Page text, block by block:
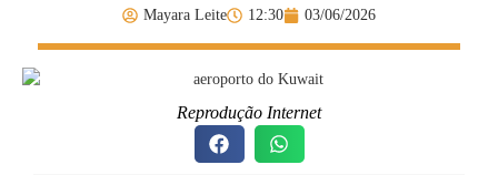
Mayara Leite 12:30 03/06/2026
Reprodução Internet